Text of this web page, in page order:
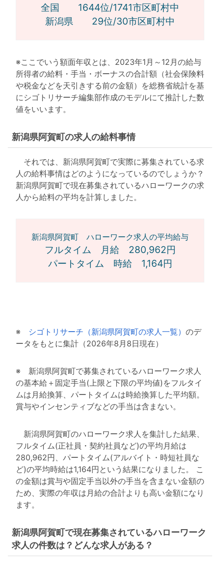
全国 1644位/1741市区町村中
新潟県 29位/30市区町村中
※ここでいう額面年収とは、2023年1月～12月の給与
所得者の給料・手当・ボーナスの合計額（社会保険料
や税金などを天引きする前の金額）を総務省統計を基
にシゴトリサーチ編集部作成のモデルにて推計した数
値をいいます。
新潟県阿賀町の求人の給料事情
それでは、新潟県阿賀町で実際に募集されている求
人の給料事情はどのようになっているのでしょうか？
新潟県阿賀町で現在募集されているハローワークの求
人から給料の平均を計算しました。
新潟県阿賀町 ハローワーク求人の平均給与
フルタイム 月給 280,962円
パートタイム 時給 1,164円
※ シゴトリサーチ（新潟県阿賀町の求人一覧） のデ
ータをもとに集計（2026年8月8日現在）
※ 新潟県阿賀町で募集されているハローワーク求人
の基本給＋固定手当(上限と下限の平均値)をフルタイ
ムは月給換算、パートタイムは時給換算した平均額。
賞与やインセンティブなどの手当は含まない。
新潟県阿賀町のハローワーク求人を集計した結果、
フルタイム(正社員・契約社員など)の平均月給は
280,962円、パートタイム(アルバイト・時短社員な
ど)の平均時給は1,164円という結果になりました。 こ
の金額は賞与や固定手当以外の手当を含まない金額の
ため、実際の年収は月給の合計よりも高い金額になり
ます。
新潟県阿賀町で現在募集されているハローワーク
求人の件数は？どんな求人がある？